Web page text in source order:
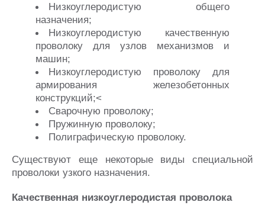
Низкоуглеродистую общего
назначения;
Низкоуглеродистую качественную
проволоку для узлов механизмов и
машин;
Низкоуглеродистую проволоку для
армирования железобетонных
конструкций;<
Сварочную проволоку;
Пружинную проволоку;
Полиграфическую проволоку.
Существуют еще некоторые виды специальной
проволоки узкого назначения.
Качественная низкоуглеродистая проволока